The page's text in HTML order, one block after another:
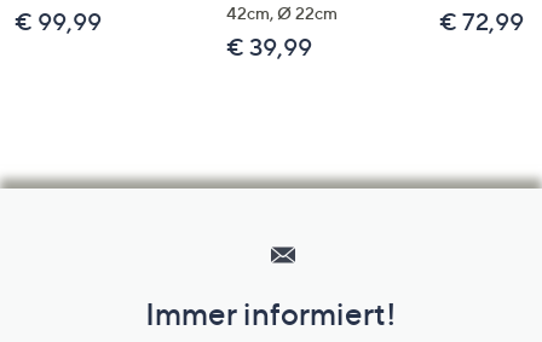
€ 99,99
42cm, Ø 22cm
€ 39,99
€ 72,99
Unternehmensinformationen
Immer informiert!